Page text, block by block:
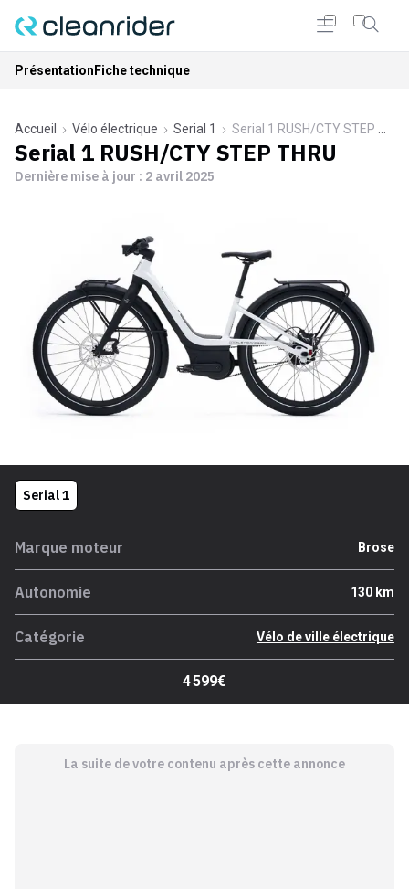
Présentation Fiche technique
Accueil Vélo électrique Serial 1 Serial 1 RUSH/CTY STEP THRU
Serial 1 RUSH/CTY STEP THRU
Dernière mise à jour : 2 avril 2025
Serial 1
Marque moteur Brose
Autonomie 130 km
Catégorie Vélo de ville électrique
4 599€
La suite de votre contenu après cette annonce